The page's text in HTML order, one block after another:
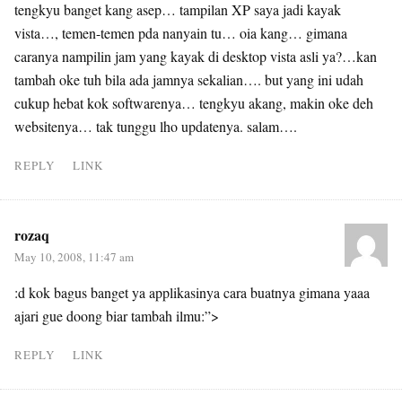
tengkyu banget kang asep… tampilan XP saya jadi kayak
vista…, temen-temen pda nanyain tu… oia kang… gimana
caranya nampilin jam yang kayak di desktop vista asli ya?…kan
tambah oke tuh bila ada jamnya sekalian…. but yang ini udah
cukup hebat kok softwarenya… tengkyu akang, makin oke deh
websitenya… tak tunggu lho updatenya. salam….
REPLY LINK
rozaq
May 10, 2008, 11:47 am
:d kok bagus banget ya applikasinya cara buatnya gimana yaaa
ajari gue doong biar tambah ilmu:”>
REPLY LINK